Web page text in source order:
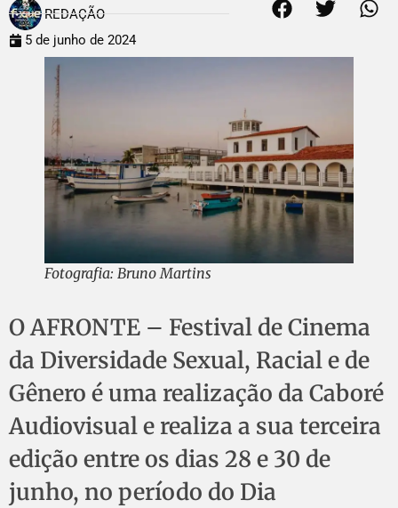
REDAÇÃO
5 de junho de 2024
Fotografia: Bruno Martins
O AFRONTE – Festival de Cinema
da Diversidade Sexual, Racial e de
Gênero é uma realização da Caboré
Audiovisual e realiza a sua terceira
edição entre os dias 28 e 30 de
junho, no período do Dia